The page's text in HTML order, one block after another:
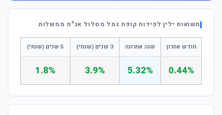
תשואות ילין לפידות קופת גמל מסלול אג"ח ממשלות
חודש אחרון שנה אחרונה 3 שנים (שנתי) 5 שנים (שנתי)
0.44%
5.32%
3.9%
1.8%